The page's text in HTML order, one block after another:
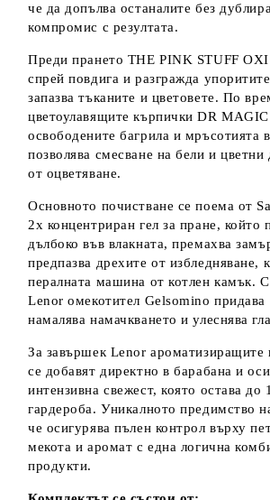
че да допълва останалите без
компромис с резултата.
Преди прането THE PINK STUFF OXI
спрей повдига и разгражда
запазва тъканите и цветовете. По
цветоулавящите кърпички DR MAGIC
освободените багрила и мръсотията
позволява смесване на бели и цветни
от оцветяване.
Основното почистване се поема от
2х концентриран гел за пране, който
дълбоко във влакната, премахва
предпазва дрехите от избледняване,
пералната машина от котлен камък.
Lenor омекотител Gelsomino придава
намалява намачкването и улеснява
За завършек Lenor ароматизиращите
се добавят директно в барабана и
интензивна свежест, която остава до
гардероба. Уникалното предимство
че осигурява пълен контрол върху
мекота и аромат с една логична
продукти.